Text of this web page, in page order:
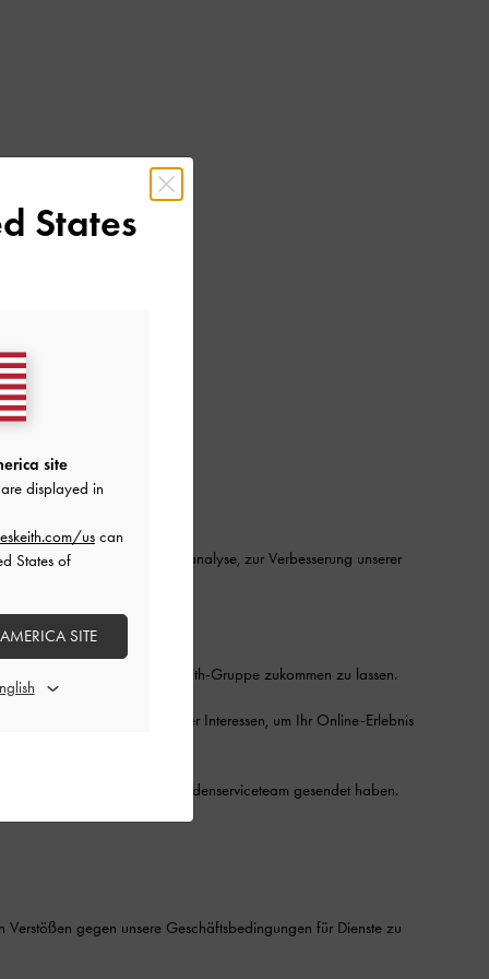
für Forschung, Datenanalyse, zur Verbesserung unserer
Umfragen der Charles & Keith-Gruppe zukommen zu lassen.
Analyse und Erkennung Ihrer Interessen, um Ihr Online-Erlebnis
Anfragen an unser Kundenserviceteam gesendet haben.
gegen unsere Geschäftsbedingungen für Dienste zu
States
site
displayed in
us can
States of
SITE